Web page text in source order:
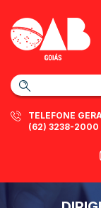
TELEFONE
(62) 3238-2000